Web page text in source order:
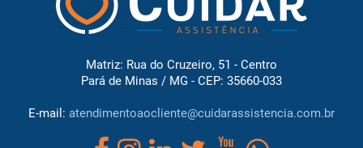
Matriz: Rua do Cruzeiro, 51 - Centro
Pará de Minas / MG - CEP: 35660-033
E-mail: atendimentoaocliente@cuidarassistencia.com.br